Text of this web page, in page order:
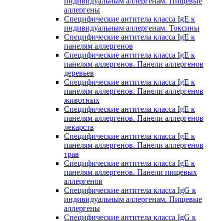
аллергены
Специфические антитела класса IgE к
индивидуальным аллергенам. Токсины
Специфические антитела класса IgE к
панелям аллергенов
Специфические антитела класса IgE к
панелям аллергенов. Панели аллергенов
деревьев
Специфические антитела класса IgE к
панелям аллергенов. Панели аллергенов
животных
Специфические антитела класса IgE к
панелям аллергенов. Панели аллергенов
лекарств
Специфические антитела класса IgE к
панелям аллергенов. Панели аллергенов
трав
Специфические антитела класса IgE к
панелям аллергенов. Панели пищевых
аллергенов
Специфические антитела класса IgG к
индивидуальным аллергенам. Пищевые
аллергены
Специфические антитела класса IgG к